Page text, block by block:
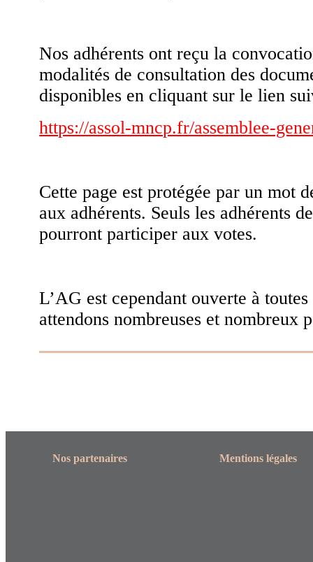
Nos adhérents ont reçu la
modalités de consultation des
disponibles en cliquant sur le lien
https://assol-mncp.fr/assemblee-
Cette page est protégée par un mot
aux adhérents. Seuls les adhérents
pourront participer aux votes.
L’AG est cependant ouverte à
attendons nombreuses et nombreux
Nos partenaires Mentions légales